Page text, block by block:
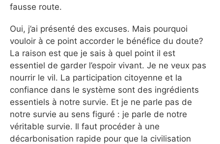
fausse route.
Oui, j’ai présenté des excuses. Mais pourquoi
vouloir à ce point accorder le bénéfice du doute?
La raison est que je sais à quel point il est
essentiel de garder l’espoir vivant. Je ne veux pas
nourrir le vil. La participation citoyenne et la
confiance dans le système sont des ingrédients
essentiels à notre survie. Et je ne parle pas de
notre survie au sens figuré : je parle de notre
véritable survie. Il faut procéder à une
décarbonisation rapide pour que la civilisation